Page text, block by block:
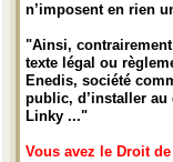
n’imposent en rien
"Ainsi,
texte légal ou
Enedis, société
public, d’installer
Linky ..."
Vous avez le Droit